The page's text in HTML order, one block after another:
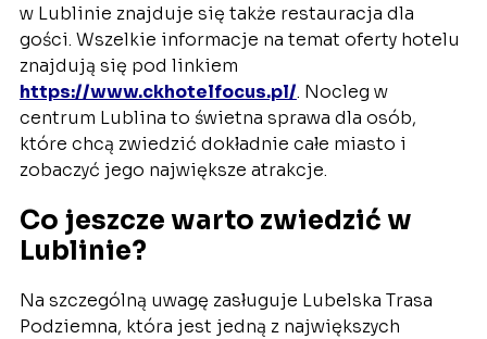
w Lublinie znajduje się także restauracja dla
gości. Wszelkie informacje na temat oferty hotelu
znajdują się pod linkiem
https://www.ckhotelfocus.pl/. Nocleg w
centrum Lublina to świetna sprawa dla osób,
które chcą zwiedzić dokładnie całe miasto i
zobaczyć jego największe atrakcje.
Co jeszcze warto zwiedzić w
Lublinie?
Na szczególną uwagę zasługuje Lubelska Trasa
Podziemna, która jest jedną z największych